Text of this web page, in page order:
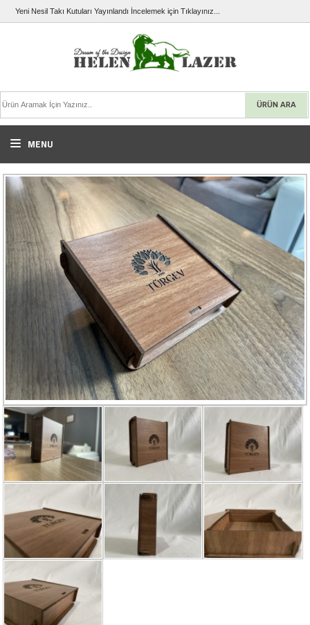
Yeni Nesil Takı Kutuları Yayınlandı İncelemek için Tıklayınız...
ÜRÜN ARA
MENU